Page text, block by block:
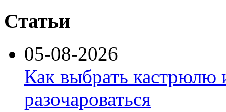
Статьи
05-08-2026
Как выбрать кастрюлю
разочароваться